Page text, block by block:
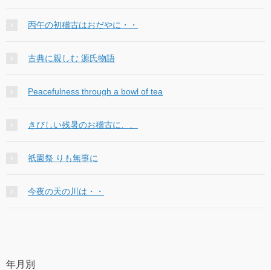
丙午の初稽古はおだやに・・
古典に親しむ 源氏物語
Peacefulness through a bowl of tea
きびしい残暑のお稽古に、、
祇園祭 りも無事に
今夜の天の川は・・
年月別